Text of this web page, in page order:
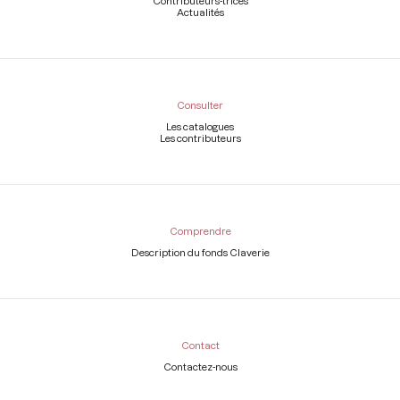
Actualités
Consulter
Les catalogues
Les contributeurs
Comprendre
Description du fonds Claverie
Contact
Contactez-nous